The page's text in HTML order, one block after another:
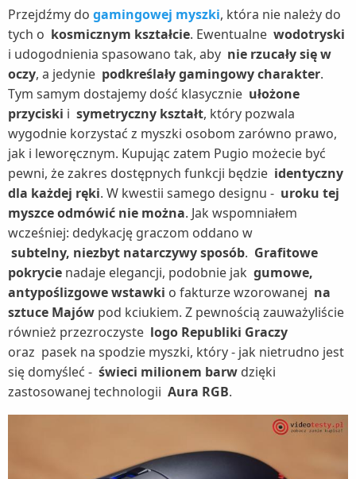
Przejdźmy do gamingowej myszki, która nie należy do
tych o kosmicznym kształcie. Ewentualne wodotryski
i udogodnienia spasowano tak, aby nie rzucały się w
oczy, a jedynie podkreślały gamingowy charakter.
Tym samym dostajemy dość klasycznie ułożone
przyciski i symetryczny kształt, który pozwala
wygodnie korzystać z myszki osobom zarówno prawo,
jak i leworęcznym. Kupując zatem Pugio możecie być
pewni, że zakres dostępnych funkcji będzie identyczny
dla każdej ręki. W kwestii samego designu - uroku tej
myszce odmówić nie można. Jak wspomniałem
wcześniej: dedykację graczom oddano w
subtelny, niezbyt natarczywy sposób. Grafitowe
pokrycie nadaje elegancji, podobnie jak gumowe,
antypoślizgowe wstawki o fakturze wzorowanej na
sztuce Majów pod kciukiem. Z pewnością zauważyliście
również przezroczyste logo Republiki Graczy
oraz pasek na spodzie myszki, który - jak nietrudno jest
się domyśleć - świeci milionem barw dzięki
zastosowanej technologii Aura RGB.